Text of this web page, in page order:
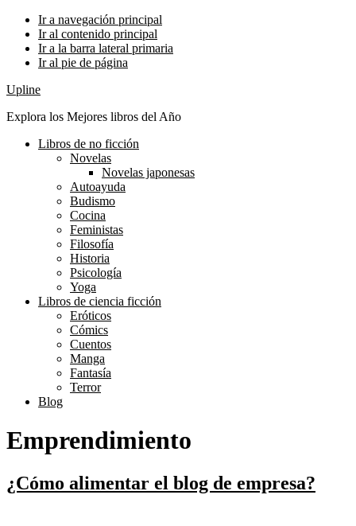
Ir a navegación principal
Ir al contenido principal
Ir a la barra lateral primaria
Ir al pie de página
Upline
Explora los Mejores libros del Año
Libros de no ficción
Novelas
Novelas japonesas
Autoayuda
Budismo
Cocina
Feministas
Filosofía
Historia
Psicología
Yoga
Libros de ciencia ficción
Eróticos
Cómics
Cuentos
Manga
Fantasía
Terror
Blog
Emprendimiento
¿Cómo alimentar el blog de empresa?